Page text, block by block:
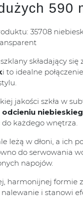
590
35708
składający się
i to idealne połączenie
jakości szkła w
do każdego wnętrza.
leżą w dłoni, a ich
do serwowania
napojów.
harmonijnej formie
i stanowi